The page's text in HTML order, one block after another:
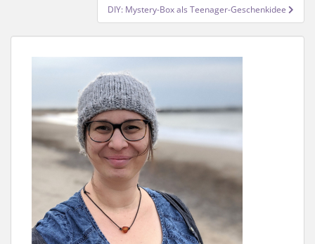
DIY: Mystery-Box als Teenager-Geschenkidee